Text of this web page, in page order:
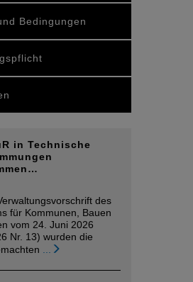
Bedingungen
in Technische
des
für Kommunen, Bauen
vom 24. Juni 2026
Nr. 13) wurden die